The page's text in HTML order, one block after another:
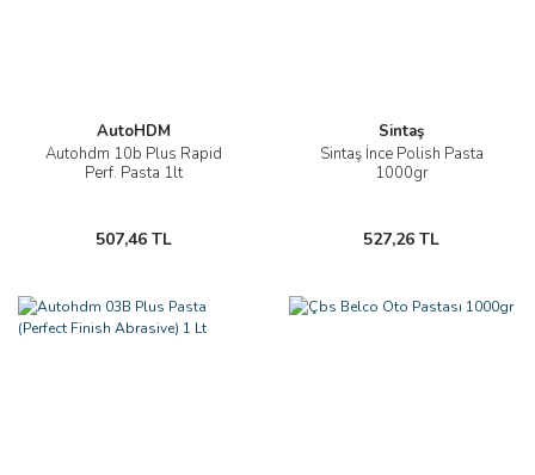
AutoHDM
Autohdm 10b Plus Rapid
Perf. Pasta 1lt
507,46 TL
Sintaş
Sintaş İnce Polish Pasta
1000gr
527,26 TL